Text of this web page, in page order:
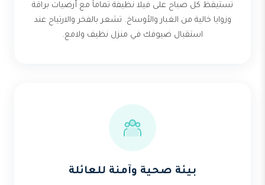
تستيقظ كل صباح على فيلا نظيفة تماماً مع أرضيات براقة
وزوايا خالية من الغبار والأوساخ. تشعر بالفخر والارتياح عند
استقبال ضيوفك في منزل نظيف ولامع.
بيئة صحية وآمنة للعائلة